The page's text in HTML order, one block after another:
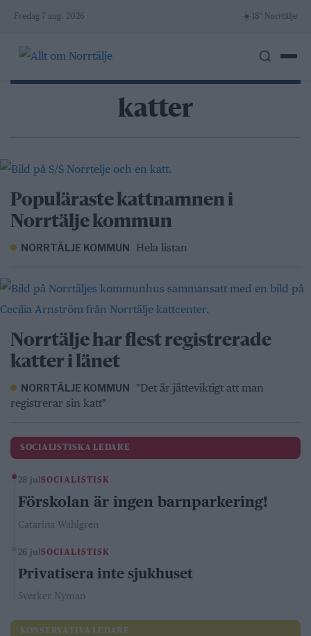
Skip
content
Fredag 7 aug. 2026 ☀️ 18° Norrtälje
katter
Populäraste kattnamnen i
Norrtälje kommun
NORRTÄLJE KOMMUN Hela listan
Norrtälje har flest registrerade
katter i länet
NORRTÄLJE KOMMUN
"Det är jätteviktigt att man
registrerar sin katt"
SOCIALISTISKA LEDARE
28 julSOCIALISTISK
Förskolan är ingen barnparkering!
Catarina Wahlgren
26 julSOCIALISTISK
Privatisera inte sjukhuset
Sverker Nyman
KONSERVATIVA LEDARE